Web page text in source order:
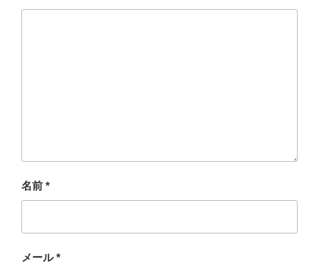
名前 *
メール*